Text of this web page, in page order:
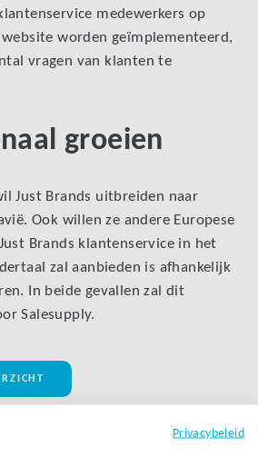
medewerkers op
worden geïmplementeerd,
vragen van klanten te
groeien
Just Brands uitbreiden naar
Ook willen ze andere Europese
Brands klantenservice in het
zal aanbieden is afhankelijk
In beide gevallen zal dit
Salesupply.
Privacybeleid